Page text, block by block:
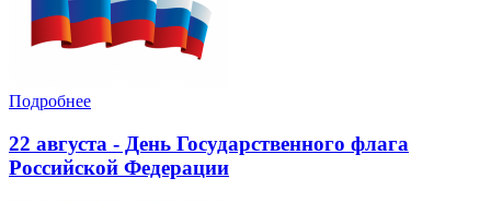
Подробнее
22 августа - День Государственного флага
Российской Федерации